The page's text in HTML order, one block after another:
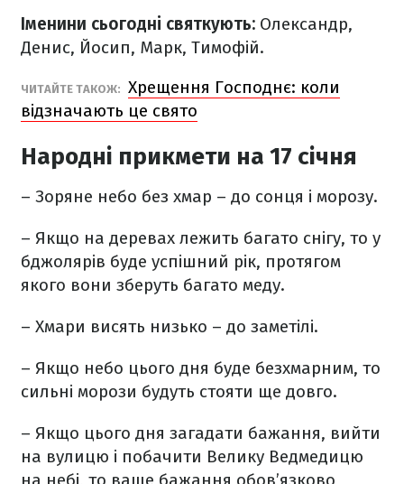
Іменини сьогодні святкують: Олександр,
Денис, Йосип, Марк, Тимофій.
ЧИТАЙТЕ ТАКОЖ: Хрещення Господнє: коли
відзначають це свято
Народні прикмети на 17 січня
– Зоряне небо без хмар – до сонця і морозу.
– Якщо на деревах лежить багато снігу, то у
бджолярів буде успішний рік, протягом
якого вони зберуть багато меду.
– Хмари висять низько – до заметілі.
– Якщо небо цього дня буде безхмарним, то
сильні морози будуть стояти ще довго.
– Якщо цього дня загадати бажання, вийти
на вулицю і побачити Велику Ведмедицю